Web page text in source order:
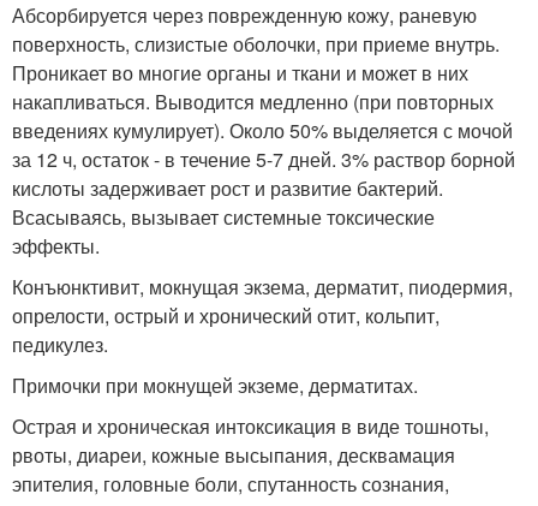
Абсорбируется через поврежденную кожу, раневую
поверхность, слизистые оболочки, при приеме внутрь.
Проникает во многие органы и ткани и может в них
накапливаться. Выводится медленно (при повторных
введениях кумулирует). Около 50% выделяется с мочой
за 12 ч, остаток - в течение 5-7 дней. 3% раствор борной
кислоты задерживает рост и развитие бактерий.
Всасываясь, вызывает системные токсические
эффекты.
Конъюнктивит, мокнущая экзема, дерматит, пиодермия,
опрелости, острый и хронический отит, кольпит,
педикулез.
Примочки при мокнущей экземе, дерматитах.
Острая и хроническая интоксикация в виде тошноты,
рвоты, диареи, кожные высыпания, десквамация
эпителия, головные боли, спутанность сознания,